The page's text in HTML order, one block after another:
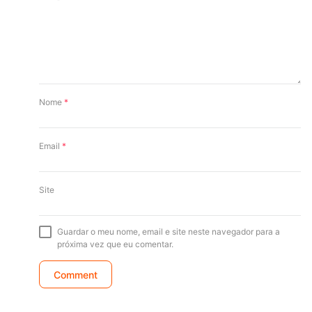
Nome *
Email *
Site
Guardar o meu nome, email e site neste navegador para a
próxima vez que eu comentar.